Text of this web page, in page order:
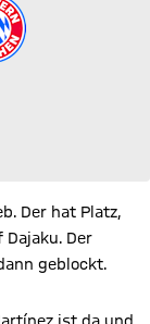
Der hat Platz,
Der
geblockt.